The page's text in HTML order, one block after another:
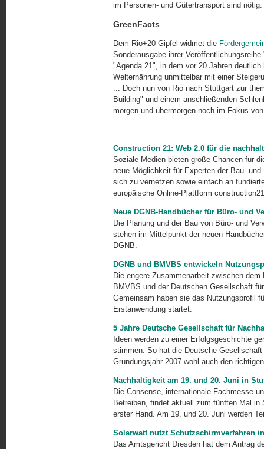
im Personen- und Gütertransport sind nötig.
GreenFacts
Dem Rio+20-Gipfel widmet die
Sonderausgabe ihrer Veröffentlichungsreihe
"Agenda 21", in dem vor 20 Jahren
Welternährung unmittelbar mit einer
... Doch nun von Rio nach Stuttgart zur
Building" und einem anschließenden
morgen und übermorgen noch im Fokus
Construction 21: Web 2.0 für die
Soziale Medien bieten große Chancen für
neue Möglichkeit für Experten der Bau-
sich zu vernetzen sowie einfach an
europäische Online-Plattform
Neue DGNB-Handbücher für Büro- und
Die Planung und der Bau von Büro- und
stehen im Mittelpunkt der neuen
DGNB.
DGNB und BMVBS entwickeln
Die engere Zusammenarbeit zwischen
BMVBS und der Deutschen Gesellschaft
Gemeinsam haben sie das Nutzungs­profil
Erstanwendung startet.
5 Jahre Deutsche Gesellschaft für
Ideen werden zu einer Erfolgsgeschichte
stimmen. So hat die Deutsche
Gründungsjahr 2007 wohl auch den
Nachhaltigkeit am 19. und 20. Juni in
Die Consense, internationale Fachmesse
Betreiben, findet aktuell zum fünften Mal
erster Hand. Am 19. und 20. Juni werden
Solarwatt nutzt Schutzschirmverfahren
Das Amtsgericht Dresden hat dem Antrag